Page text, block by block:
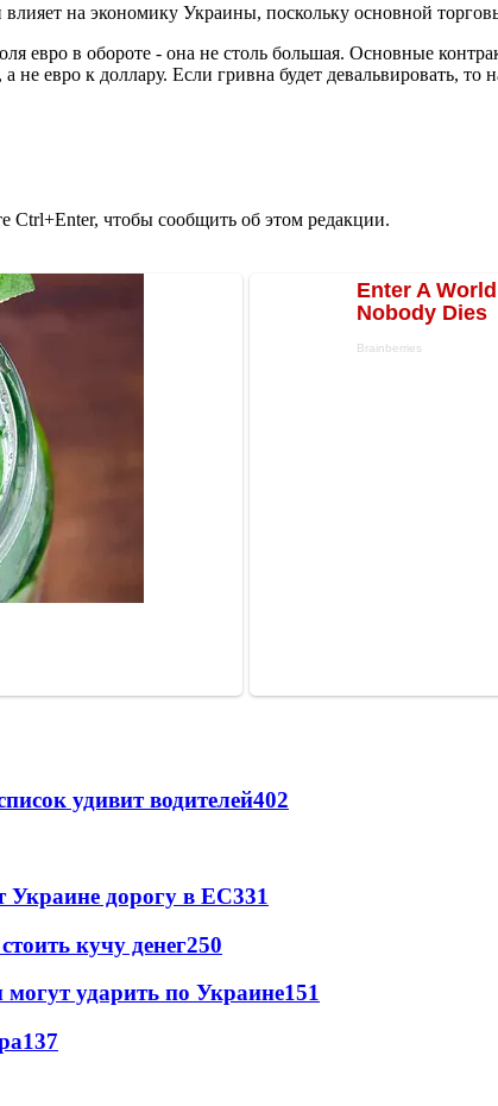
на экономику Украины, поскольку основной
евро в обороте - она не столь большая. Основные
евро к доллару. Если гривна будет девальвировать, то
чтобы сообщить об этом редакции.
удивит водителей402
Украине дорогу в ЕС331
кучу денег250
ударить по Украине151
137